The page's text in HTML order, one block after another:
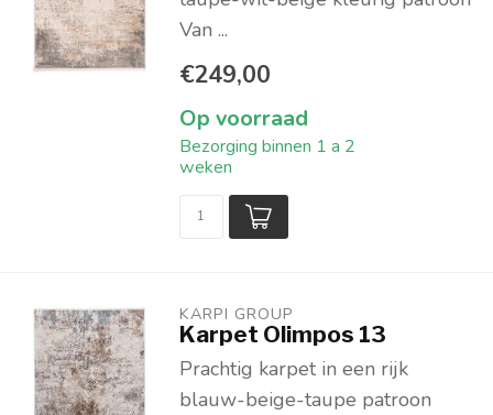
Van ...
€249,00
Op voorraad
Bezorging binnen 1 a 2
weken
KARPI GROUP
Karpet Olimpos 13
Prachtig karpet in een rijk
blauw-beige-taupe patroon